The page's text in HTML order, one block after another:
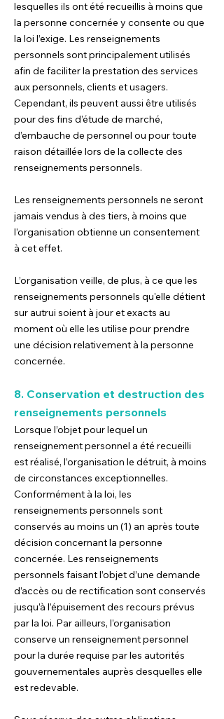
lesquelles ils ont été recueillis à moins que
la personne concernée y consente ou que
la loi l’exige. Les renseignements
personnels sont principalement utilisés
afin de faciliter la prestation des services
aux personnels, clients et usagers.
Cependant, ils peuvent aussi être utilisés
pour des fins d’étude de marché,
d’embauche de personnel ou pour toute
raison détaillée lors de la collecte des
renseignements personnels.
Les renseignements personnels ne seront
jamais vendus à des tiers, à moins que
l’organisation obtienne un consentement
à cet effet.
L’organisation veille, de plus, à ce que les
renseignements personnels qu'elle détient
sur autrui soient à jour et exacts au
moment où elle les utilise pour prendre
une décision relativement à la personne
concernée.
8. Conservation et destruction des
renseignements personnels
Lorsque l’objet pour lequel un
renseignement personnel a été recueilli
est réalisé, l’organisation le détruit, à moins
de circonstances exceptionnelles.
Conformément à la loi, les
renseignements personnels sont
conservés au moins un (1) an après toute
décision concernant la personne
concernée. Les renseignements
personnels faisant l’objet d’une demande
d’accès ou de rectification sont conservés
jusqu’à l’épuisement des recours prévus
par la loi. Par ailleurs, l’organisation
conserve un renseignement personnel
pour la durée requise par les autorités
gouvernementales auprès desquelles elle
est redevable.